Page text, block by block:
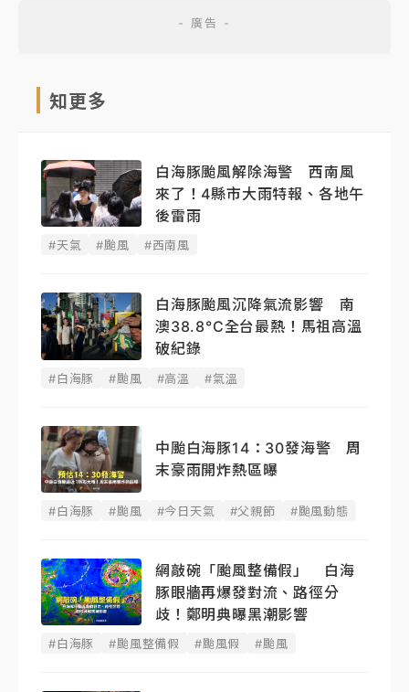
知更多
白海豚颱風解除海警 西南風
來了！4縣市大雨特報、各地午
後雷雨
#天氣 #颱風 #西南風
白海豚颱風沉降氣流影響 南
澳38.8°C全台最熱！馬祖高溫
破紀錄
#白海豚 #颱風 #高溫 #氣溫
中颱白海豚14：30發海警 周
末豪雨開炸熱區曝
#白海豚 #颱風 #今日天氣 #父親節 #颱風動態
網敲碗「颱風整備假」 白海
豚眼牆再爆發對流、路徑分
歧！鄭明典曝黑潮影響
#白海豚 #颱風整備假 #颱風假 #颱風